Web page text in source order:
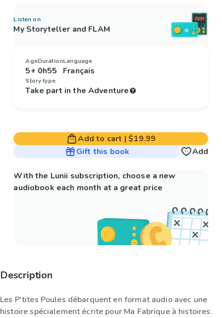
Listen on
My Storyteller and FLAM
Age
5+
Duration
0h55
Language
Français
Story type
Take part in the Adventure
Add to cart |$19.99
Gift this book
Add
With the Lunii subscription, choose a new
audiobook each month at a great price
Description
Les P'tites Poules débarquent en format audio avec une
histoire spécialement écrite pour Ma Fabrique à histoires.